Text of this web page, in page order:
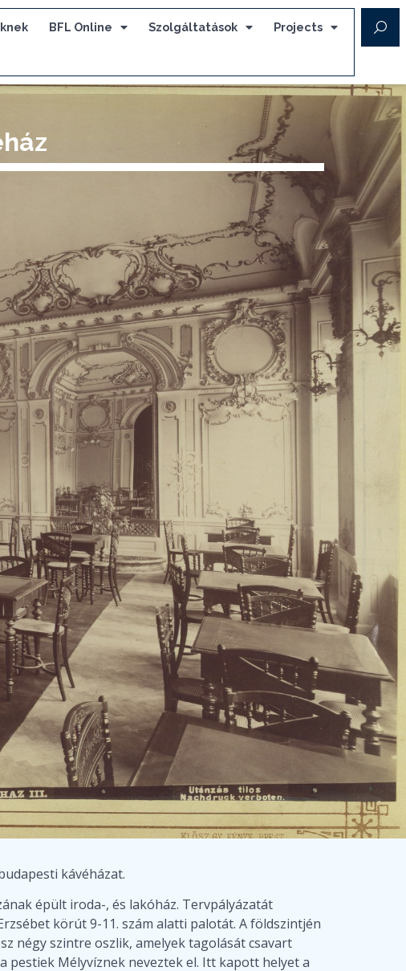
BFL Online Szolgáltatások Projects
kávéházat.
épült iroda-, és lakóház. Tervpályázatát
körút 9-11. szám alatti palotát. A földszintjén
négy szintre oszlik, amelyek tagolását csavart
pestiek Mélyvíznek neveztek el. Itt kapott helyet a